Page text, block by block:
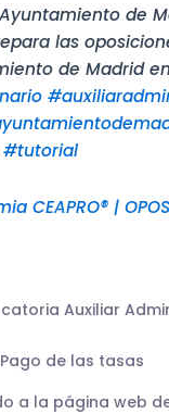
de
las
de Madrid en
#tutorial
|
Auxiliar
de las tasas
a la página web